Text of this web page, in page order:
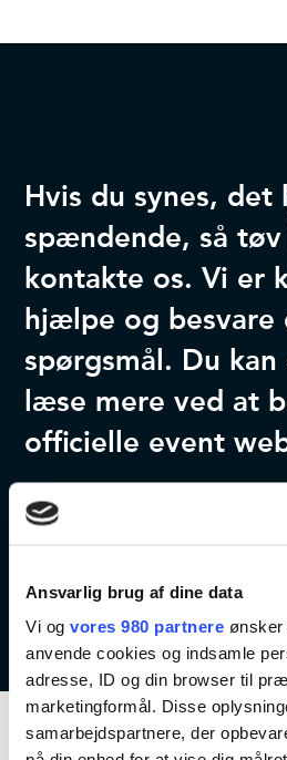
Ansvarlig brug af dine data
Vi og vores 980 partnere
anvende cookies og indsamle
adresse, ID og din browser til
marketingformål. Disse
samarbejdspartnere, der
Hvis du synes, det
spændende, så
kontakte os. Vi er
hjælpe og besvare
spørgsmål. Du kan
læse mere ved at
officielle event
Kontakt os